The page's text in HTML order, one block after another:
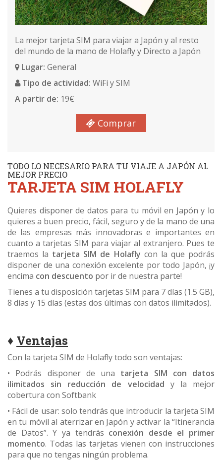
La mejor tarjeta SIM para viajar a Japón y al resto
del mundo de la mano de Holafly y Directo a Japón
Lugar: General
Tipo de actividad: WiFi y SIM
A partir de: 19€
Comprar
TODO LO NECESARIO PARA TU VIAJE A JAPÓN AL
MEJOR PRECIO
TARJETA SIM HOLAFLY
Quieres disponer de datos para tu móvil en Japón y lo
quieres a buen precio, fácil, seguro y de la mano de una
de las empresas más innovadoras e importantes en
cuanto a tarjetas SIM para viajar al extranjero. Pues te
traemos la tarjeta SIM de Holafly con la que podrás
disponer de una conexión excelente por todo Japón, ¡y
encima con descuento por ir de nuestra parte!
Tienes a tu disposición tarjetas SIM para 7 días (1.5 GB),
8 días y 15 días (estas dos últimas con datos ilimitados).
♦ Ventajas
Con la tarjeta SIM de Holafly todo son ventajas:
• Podrás disponer de una tarjeta SIM con datos
ilimitados sin reducción de velocidad y la mejor
cobertura con Softbank
• Fácil de usar: solo tendrás que introducir la tarjeta SIM
en tu móvil al aterrizar en Japón y activar la “Itinerancia
de Datos”. Y ya tendrás conexión desde el primer
momento. Todas las tarjetas vienen con instrucciones
para que no tengas ningún problema.